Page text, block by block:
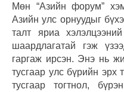
Мөн “Азийн форум”
Азийн улс орнуудыг
талт яриа
шаардлагатай гэж
гаргаж ирсэн. Энэ нь
тусгаар улс бүрийн эрх
тусгаар тогтнол,